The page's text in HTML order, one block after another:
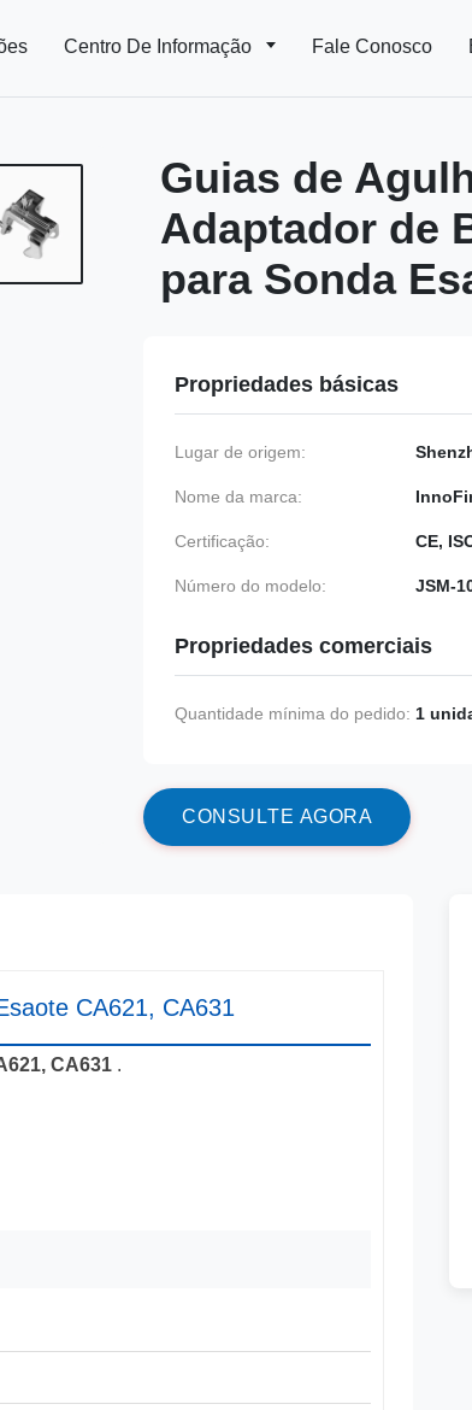
Centro De Informação Fale Conosco
Guias de
Adaptador de
para Sonda
Propriedades básicas
Lugar de origem:
Nome da marca:
Certificação: CE,
Número do modelo: JSM-
Propriedades comerciais
Quantidade mínima do pedido: 1
CON SU LTE AGORA
CA621, CA631
CA631 .